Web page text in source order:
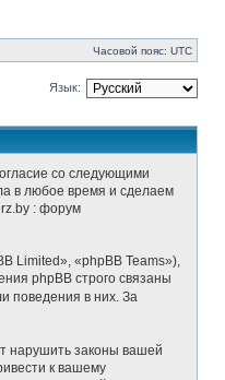
Часовой пояс: UTC
Язык:
со следующими
в любое время и сделаем
: форум
Limited», «phpBB Teams»),
phpBB строго связаны
поведения в них. За
нарушить законы вашей
к вашему